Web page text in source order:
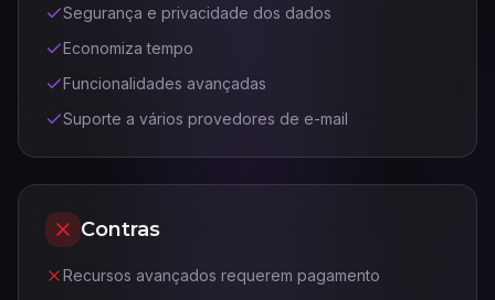
Segurança e privacidade dos dados
Economiza tempo
Funcionalidades avançadas
Suporte a vários provedores de e-mail
Contras
Recursos avançados requerem pagamento